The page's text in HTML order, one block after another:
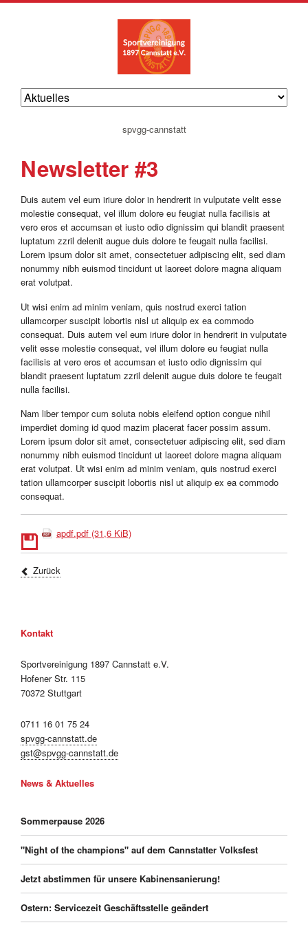
navigation
spvgg-cannstatt
Newsletter #3
Duis autem vel eum iriure dolor in hendrerit in vulputate velit esse
molestie consequat, vel illum dolore eu feugiat nulla facilisis at
vero eros et accumsan et iusto odio dignissim qui blandit praesent
luptatum zzril delenit augue duis dolore te feugait nulla facilisi.
Lorem ipsum dolor sit amet, consectetuer adipiscing elit, sed diam
nonummy nibh euismod tincidunt ut laoreet dolore magna aliquam
erat volutpat.
Ut wisi enim ad minim veniam, quis nostrud exerci tation
ullamcorper suscipit lobortis nisl ut aliquip ex ea commodo
consequat. Duis autem vel eum iriure dolor in hendrerit in vulputate
velit esse molestie consequat, vel illum dolore eu feugiat nulla
facilisis at vero eros et accumsan et iusto odio dignissim qui
blandit praesent luptatum zzril delenit augue duis dolore te feugait
nulla facilisi.
Nam liber tempor cum soluta nobis eleifend option congue nihil
imperdiet doming id quod mazim placerat facer possim assum.
Lorem ipsum dolor sit amet, consectetuer adipiscing elit, sed diam
nonummy nibh euismod tincidunt ut laoreet dolore magna aliquam
erat volutpat. Ut wisi enim ad minim veniam, quis nostrud exerci
tation ullamcorper suscipit lobortis nisl ut aliquip ex ea commodo
consequat.
apdf.pdf (31,6 KiB)
Zurück
Kontakt
Sportvereinigung 1897 Cannstatt e.V.
Hofener Str. 115
70372 Stuttgart
0711 16 01 75 24
spvgg-cannstatt.de
gst@spvgg-cannstatt.de
News & Aktuelles
Sommerpause 2026
"Night of the champions" auf dem Cannstatter Volksfest
Jetzt abstimmen für unsere Kabinensanierung!
Ostern: Servicezeit Geschäftsstelle geändert